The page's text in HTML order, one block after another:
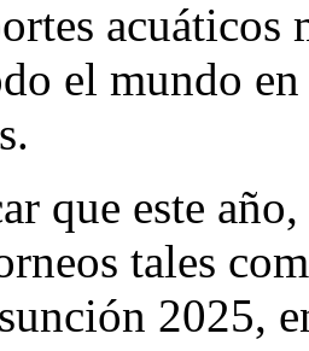
acuáticos
el mundo
que este
tales
2025,